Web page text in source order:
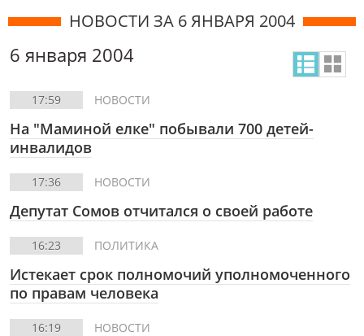
НОВОСТИ ЗА 6 ЯНВАРЯ 2004
6 января 2004
17:59 НОВОСТИ
На "Маминой елке" побывали 700 детей-
инвалидов
17:36 НОВОСТИ
Депутат Сомов отчитался о своей работе
16:23 ПОЛИТИКА
Истекает срок полномочий уполномоченного
по правам человека
16:19 НОВОСТИ